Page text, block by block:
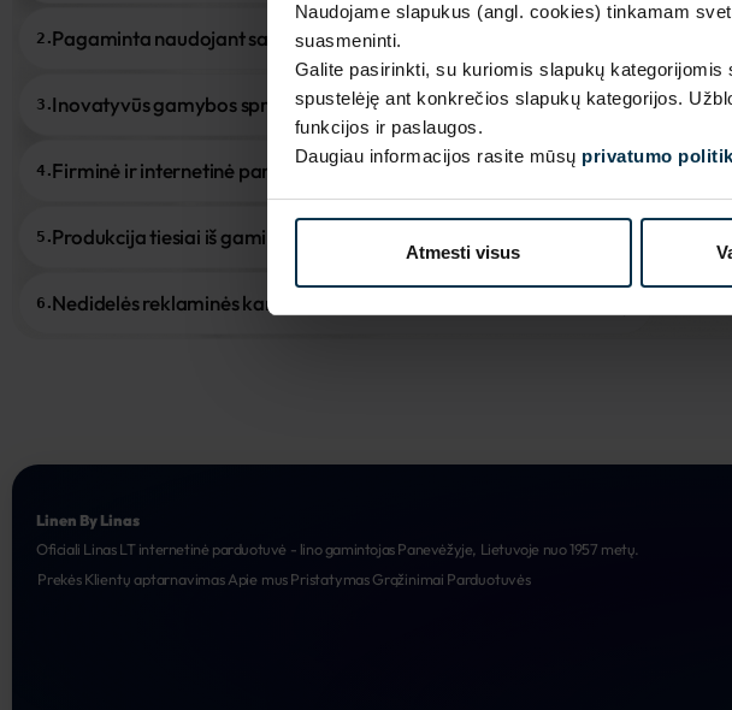
Naudojame slapukus (angl. cookies) tinkamam
suasmeninti.
Galite pasirinkti, su kuriomis slapukų
spustelėję ant konkrečios slapukų kategorijos.
funkcijos ir paslaugos.
Daugiau informacijos rasite mūsų privatumo
Atmesti visus
2.Pagaminta naudojant saulės energiją
3.Inovatyvūs gamybos sprendimai
4.Firminė ir internetinė parduotuvė
5.Produkcija tiesiai iš gamintojo
6.Nedidelės reklaminės kampanijos
Linen By Linas
Oficiali Linas LT internetinė parduotuvė - lino gamintojas Panevėžyje, Lietuvoje nuo 1957 metų.
PrekėsKlientų aptarnavimasApie musPristatymasGrąžinimai Parduotuvės